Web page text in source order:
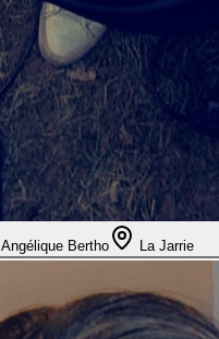
Angélique Bertho La Jarrie